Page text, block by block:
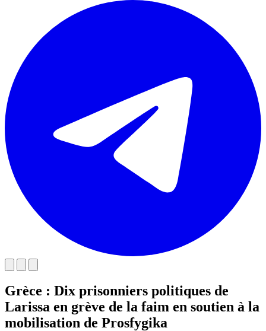
Grèce : Dix prisonniers politiques de
Larissa en grève de la faim en soutien à la
mobilisation de Prosfygika